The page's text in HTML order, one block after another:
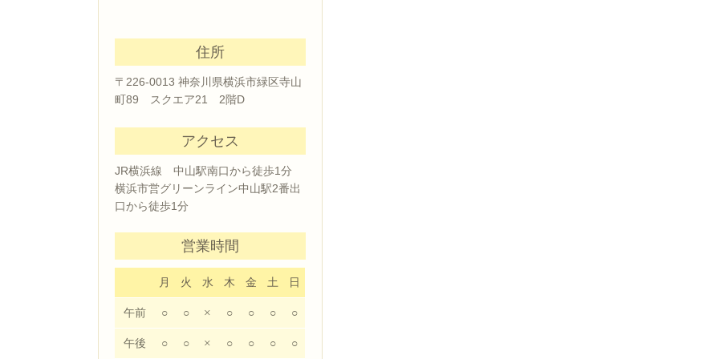
住所
〒226-0013 神奈川県横浜市緑区寺山
町89 スクエア21 2階D
アクセス
JR横浜線 中山駅南口から徒歩1分
横浜市営グリーンライン中山駅2番出
口から徒歩1分
営業時間
月 火 水 木 金 土 日
午前 ○ ○ × ○ ○ ○ ○
午後 ○ ○ × ○ ○ ○ ○